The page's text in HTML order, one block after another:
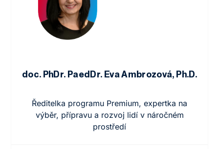
doc. PhDr. PaedDr. Eva Ambrozová, Ph.D.
Ředitelka programu Premium, expertka na
výběr, přípravu a rozvoj lidí v náročném
prostředí